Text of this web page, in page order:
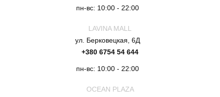
пн-вс: 10:00 - 22:00
LAVINA MALL
ул. Берковецкая, 6Д
+380 6754 54 644
пн-вс: 10:00 - 22:00
OCEAN PLAZA